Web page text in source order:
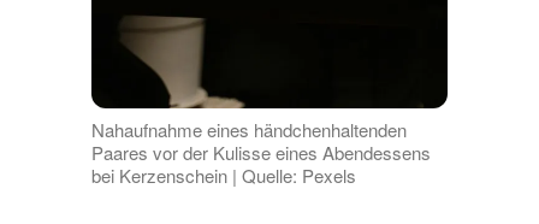
Nahaufnahme eines händchenhaltenden
Paares vor der Kulisse eines Abendessens
bei Kerzenschein | Quelle: Pexels